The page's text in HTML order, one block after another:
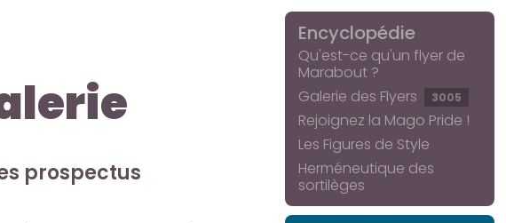
prospectus
Encyclopédie
Qu'est-ce qu'un flyer de
Marabout ?
Galerie des Flyers
3005
Rejoignez la Mago Pride !
Les Figures de Style
Herméneutique des
sortilèges